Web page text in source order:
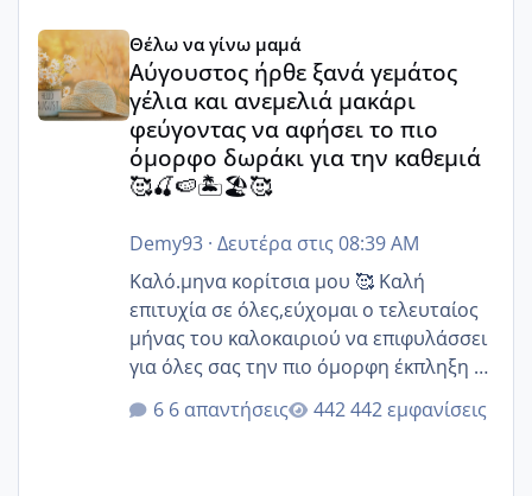
Αύγουστος ήρθε ξανά γεμάτος γέλια και ανεμελιά
Θέλω να γίνω μαμά
Αύγουστος ήρθε ξανά γεμάτος
γέλια και ανεμελιά μακάρι
φεύγοντας να αφήσει το πιο
όμορφο δωράκι για την καθεμιά
🥰🍒🍉🏝️🏖️🥰
Demy93· Δευτέρα στις 08:39 AM
Καλό.μηνα κορίτσια μου 🥰 Καλή
επιτυχία σε όλες,εύχομαι ο τελευταίος
μήνας του καλοκαιριού να επιφυλάσσει
για όλες σας την πιο όμορφη έκπληξη 🧿
@Elk @Melikara86 @Παρασκευαιδου
@Zenia z @melitiniღ @Christi.D.
6 απαντήσεις 442 εμφανίσεις